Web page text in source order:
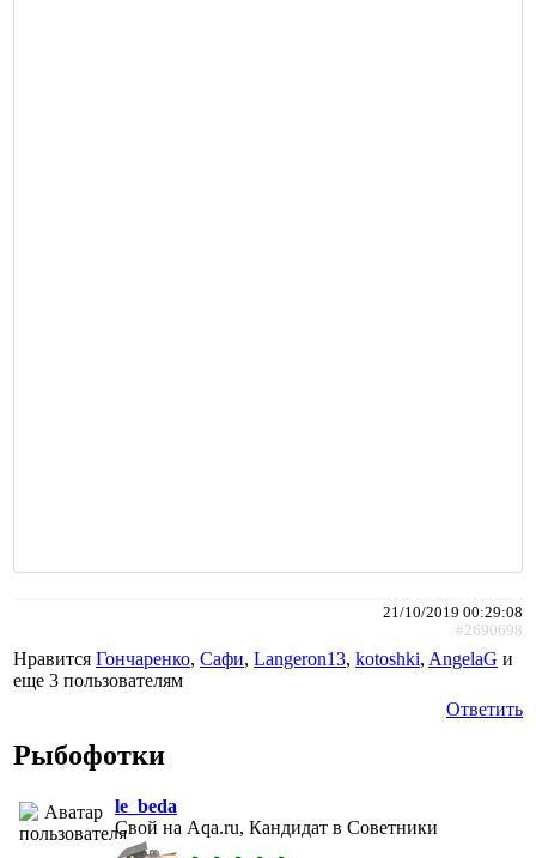
21/10/2019 00:29:08
#2690698
Нравится Гончаренко, Сафи, Langeron13, kotoshki, AngelaG и
еще 3 пользователям
Ответить
Рыбофотки
le_beda
Свой на Aqa.ru, Кандидат в Советники